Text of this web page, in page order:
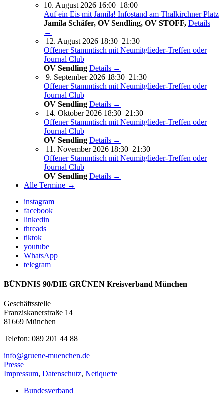
10. August 2026 16:00–18:00
Auf ein Eis mit Jamila! Infostand am Thalkirchner Platz
Jamila Schäfer, OV Sendling, OV STOFF, Details
→
12. August 2026 18:30–21:30
Offener Stammtisch mit Neumitglieder-Treffen oder
Journal Club
OV Sendling Details →
9. September 2026 18:30–21:30
Offener Stammtisch mit Neumitglieder-Treffen oder
Journal Club
OV Sendling Details →
14. Oktober 2026 18:30–21:30
Offener Stammtisch mit Neumitglieder-Treffen oder
Journal Club
OV Sendling Details →
11. November 2026 18:30–21:30
Offener Stammtisch mit Neumitglieder-Treffen oder
Journal Club
OV Sendling Details →
Alle Termine →
instagram
facebook
linkedin
threads
tiktok
youtube
WhatsApp
telegram
BÜNDNIS 90/DIE GRÜNEN Kreisverband München
Geschäftsstelle
Franziskanerstraße 14
81669 München
Telefon: 089 201 44 88
info@gruene-muenchen.de
Presse
Impressum, Datenschutz, Netiquette
Bundesverband